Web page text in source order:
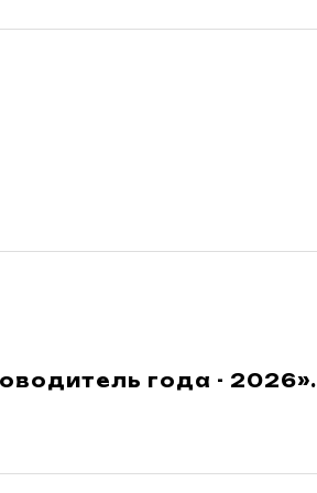
года - 2026».